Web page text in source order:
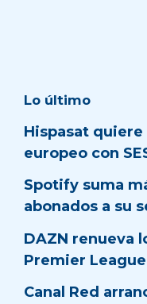
Lo último
Hispasat
europeo con
Spotify suma
abonados a su
DAZN renueva
Premier League
Canal Red